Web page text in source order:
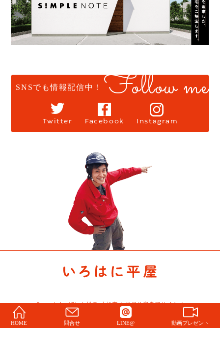
SNSでも情報配信中！ Follow me
Twitter Facebook Instagram
Copyright (C) 石川県 小松市 | 平屋住宅専門サイト |
Story All Rights Reserved.
HOME 問合せ LINE@ 動画プレゼント